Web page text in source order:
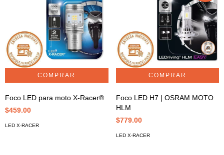
Foco LED para moto X-Racer®
$459.00
LED X-RACER
Foco LED H7 | OSRAM MOTO
HLM
$779.00
LED X-RACER